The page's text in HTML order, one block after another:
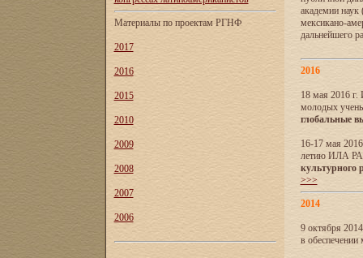
Материалы по проектам РГНФ
2017
2016
2015
2010
2009
2008
2007
2006
академии
мексикано-
дальнейшего
2016
18 мая 2016 г.
молодых
глобальные
16-17 мая
летию ИЛА
культурного
>>>
2014
9 октября
в обеспечении